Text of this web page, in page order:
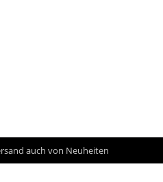
auch von Neuheiten